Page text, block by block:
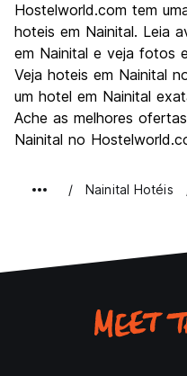
Hostelworld.com tem
hoteis em Nainital. Leia
em Nainital e veja fotos
Veja hoteis em Nainital
um hotel em Nainital
Ache as melhores
Nainital no
Nainital Hotéis